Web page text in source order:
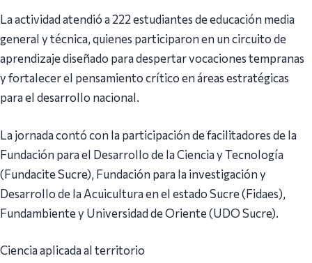
La actividad atendió a 222 estudiantes de educación media
general y técnica, quienes participaron en un circuito de
aprendizaje diseñado para despertar vocaciones tempranas
y fortalecer el pensamiento crítico en áreas estratégicas
para el desarrollo nacional.
La jornada contó con la participación de facilitadores de la
Fundación para el Desarrollo de la Ciencia y Tecnología
(Fundacite Sucre), Fundación para la investigación y
Desarrollo de la Acuicultura en el estado Sucre (Fidaes),
Fundambiente y Universidad de Oriente (UDO Sucre).
Ciencia aplicada al territorio